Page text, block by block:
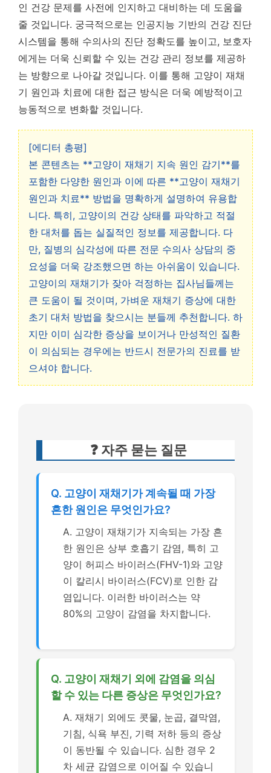
인 건강 문제를 사전에 인지하고 대비하는 데 도움을
줄 것입니다. 궁극적으로는 인공지능 기반의 건강 진단
시스템을 통해 수의사의 진단 정확도를 높이고, 보호자
에게는 더욱 신뢰할 수 있는 건강 관리 정보를 제공하
는 방향으로 나아갈 것입니다. 이를 통해 고양이 재채
기 원인과 치료에 대한 접근 방식은 더욱 예방적이고
능동적으로 변화할 것입니다.
[에디터 총평]
본 콘텐츠는 **고양이 재채기 지속 원인 감기**를
포함한 다양한 원인과 이에 따른 **고양이 재채기
원인과 치료** 방법을 명확하게 설명하여 유용합
니다. 특히, 고양이의 건강 상태를 파악하고 적절
한 대처를 돕는 실질적인 정보를 제공합니다. 다
만, 질병의 심각성에 따른 전문 수의사 상담의 중
요성을 더욱 강조했으면 하는 아쉬움이 있습니다.
고양이의 재채기가 잦아 걱정하는 집사님들께는
큰 도움이 될 것이며, 가벼운 재채기 증상에 대한
초기 대처 방법을 찾으시는 분들께 추천합니다. 하
지만 이미 심각한 증상을 보이거나 만성적인 질환
이 의심되는 경우에는 반드시 전문가의 진료를 받
으셔야 합니다.
❓ 자주 묻는 질문
Q. 고양이 재채기가 계속될 때 가장
흔한 원인은 무엇인가요?
A. 고양이 재채기가 지속되는 가장 흔
한 원인은 상부 호흡기 감염, 특히 고
양이 허피스 바이러스(FHV-1)와 고양
이 칼리시 바이러스(FCV)로 인한 감
염입니다. 이러한 바이러스는 약
80%의 고양이 감염을 차지합니다.
Q. 고양이 재채기 외에 감염을 의심
할 수 있는 다른 증상은 무엇인가요?
A. 재채기 외에도 콧물, 눈곱, 결막염,
기침, 식욕 부진, 기력 저하 등의 증상
이 동반될 수 있습니다. 심한 경우 2
차 세균 감염으로 이어질 수 있습니